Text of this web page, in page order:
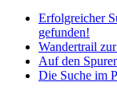
Erfolgreicher
gefunden!
Wandertrail
Auf den
Die Suche im